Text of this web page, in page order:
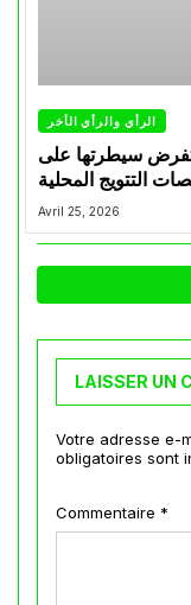
الرأي والرأي الأخر
تفرض سيطرتها على
التتويج المحلية
Avril 25, 2026
LAISSER UN
Votre adresse e-
obligatoires sont
Commentaire *